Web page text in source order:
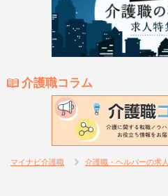
介護職コラム
マイナビ介護職 介護職・ヘルパーの求人